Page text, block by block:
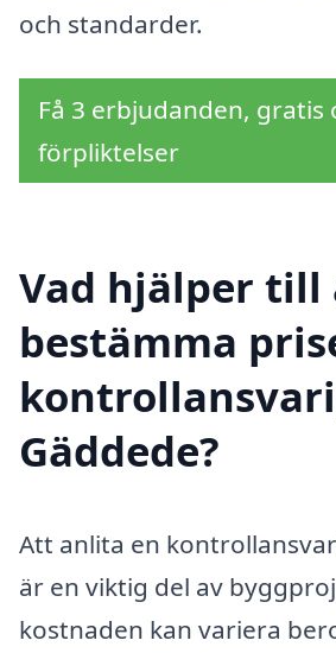
och standarder.
Få 3 erbjudanden, gratis
förpliktelser
Vad hjälper till
bestämma
Gäddede?
Att anlita en
är en viktig del av
kostnaden kan variera